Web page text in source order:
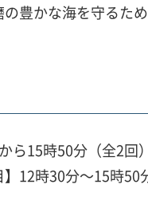
豊かな海を守るた
ら15時50分（全2回）
12時30分～15時50